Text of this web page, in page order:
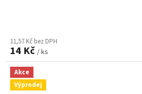
11,57 Kč bez DPH
14 Kč / ks
Akce
Výprodej